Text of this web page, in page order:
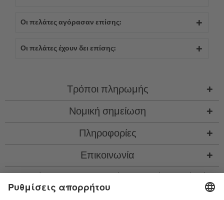
Οι πελάτες αγόρασαν επίσης:
Οι πελάτες έχουν δει επίσης:
Τρόποι πληρωμής
Νομική σημείωση
Πληροφορίες
Επικοινωνία
παραλαβής, αν δεν περιγράφεται κάτι διαφορετικό